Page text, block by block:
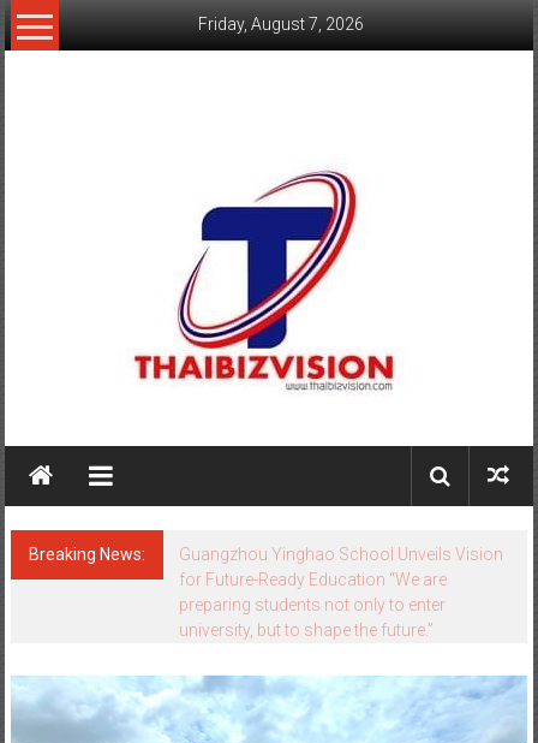
Skip
to
Friday, August 7, 2026
Breaking News:
Guangzhou Yinghao School Unveils Vision
for Future-Ready Education “We are
preparing students not only to enter
university, but to shape the future.”